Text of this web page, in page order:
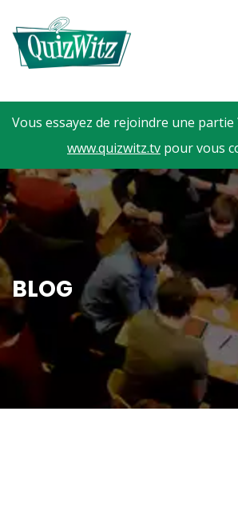
Vous essayez de rejoindre une partie
www.quizwitz.tv pour vous
BLOG